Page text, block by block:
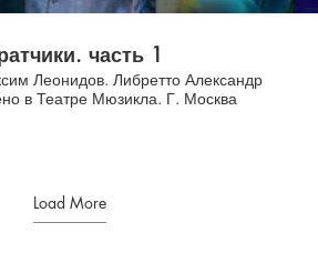
наполненный хороший
часть 1
Леонидов. Либретто Александр
в Театре Мюзикла. Г. Москва
Load More